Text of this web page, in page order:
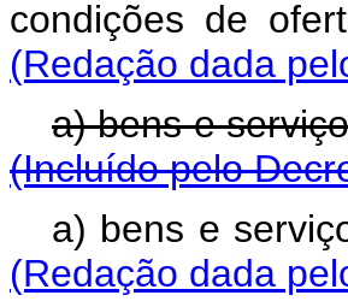
condições de
(Redação dada
a) bens e
(Incluído pelo
a) bens e
(Redação dada